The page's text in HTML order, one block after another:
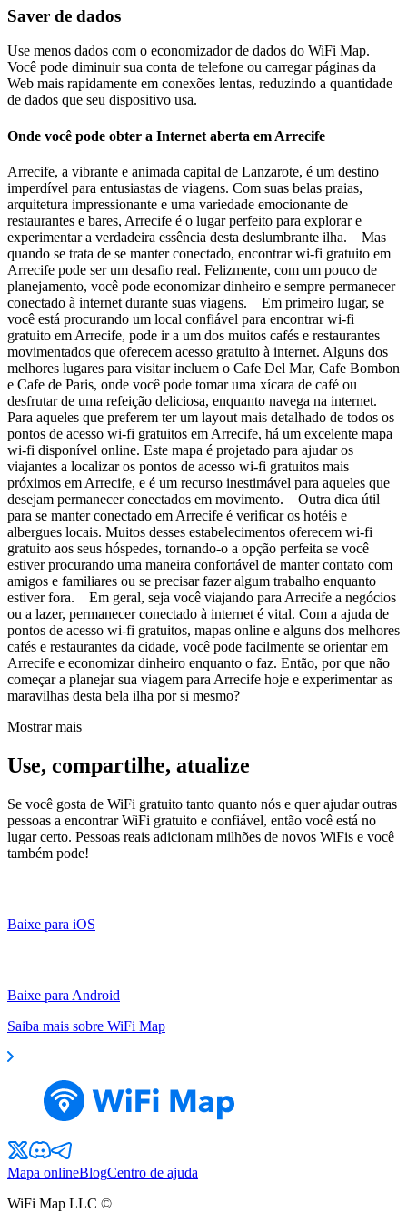
Saver de dados
Use menos dados com o economizador de dados do WiFi Map.
Você pode diminuir sua conta de telefone ou carregar páginas da
Web mais rapidamente em conexões lentas, reduzindo a quantidade
de dados que seu dispositivo usa.
Onde você pode obter a Internet aberta em Arrecife
Arrecife, a vibrante e animada capital de Lanzarote, é um destino
imperdível para entusiastas de viagens. Com suas belas praias,
arquitetura impressionante e uma variedade emocionante de
restaurantes e bares, Arrecife é o lugar perfeito para explorar e
experimentar a verdadeira essência desta deslumbrante ilha. Mas
quando se trata de se manter conectado, encontrar wi-fi gratuito em
Arrecife pode ser um desafio real. Felizmente, com um pouco de
planejamento, você pode economizar dinheiro e sempre permanecer
conectado à internet durante suas viagens. Em primeiro lugar, se
você está procurando um local confiável para encontrar wi-fi
gratuito em Arrecife, pode ir a um dos muitos cafés e restaurantes
movimentados que oferecem acesso gratuito à internet. Alguns dos
melhores lugares para visitar incluem o Cafe Del Mar, Cafe Bombon
e Cafe de Paris, onde você pode tomar uma xícara de café ou
desfrutar de uma refeição deliciosa, enquanto navega na internet.
Para aqueles que preferem ter um layout mais detalhado de todos os
pontos de acesso wi-fi gratuitos em Arrecife, há um excelente mapa
wi-fi disponível online. Este mapa é projetado para ajudar os
viajantes a localizar os pontos de acesso wi-fi gratuitos mais
próximos em Arrecife, e é um recurso inestimável para aqueles que
desejam permanecer conectados em movimento. Outra dica útil
para se manter conectado em Arrecife é verificar os hotéis e
albergues locais. Muitos desses estabelecimentos oferecem wi-fi
gratuito aos seus hóspedes, tornando-o a opção perfeita se você
estiver procurando uma maneira confortável de manter contato com
amigos e familiares ou se precisar fazer algum trabalho enquanto
estiver fora. Em geral, seja você viajando para Arrecife a negócios
ou a lazer, permanecer conectado à internet é vital. Com a ajuda de
pontos de acesso wi-fi gratuitos, mapas online e alguns dos melhores
cafés e restaurantes da cidade, você pode facilmente se orientar em
Arrecife e economizar dinheiro enquanto o faz. Então, por que não
começar a planejar sua viagem para Arrecife hoje e experimentar as
maravilhas desta bela ilha por si mesmo?
Mostrar mais
Use, compartilhe, atualize
Se você gosta de WiFi gratuito tanto quanto nós e quer ajudar outras
pessoas a encontrar WiFi gratuito e confiável, então você está no
lugar certo. Pessoas reais adicionam milhões de novos WiFis e você
também pode!
Baixe para iOS
Baixe para Android
Saiba mais sobre WiFi Map
Mapa onlineBlogCentro de ajuda
WiFi Map LLC ©